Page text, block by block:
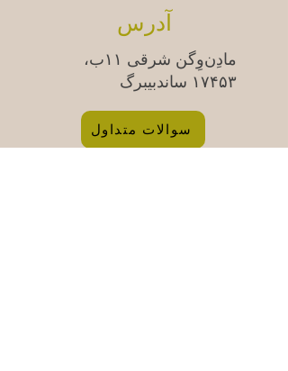
آدرس
مادِن‌وِگن شرقی ۱۱ب،
۱۷۴۵۳ ساندبیبرگ
سوالات متداول